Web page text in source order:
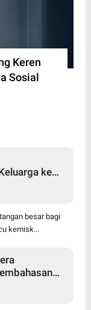
Keren
Sosial
ke
besar bagi
kemisk...